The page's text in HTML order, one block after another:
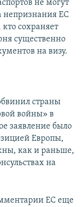
не могут
непризнания ЕС
сохраняет
существенно
на визу.
страны
войны» в
заявление было
Европы,
как и раньше,
на
ЕС еще